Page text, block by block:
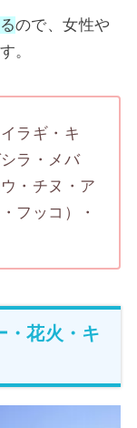
ので、女性や
。
ラギ・キ
ラ・メバ
・チヌ・ア
フッコ）・
・花火・キ